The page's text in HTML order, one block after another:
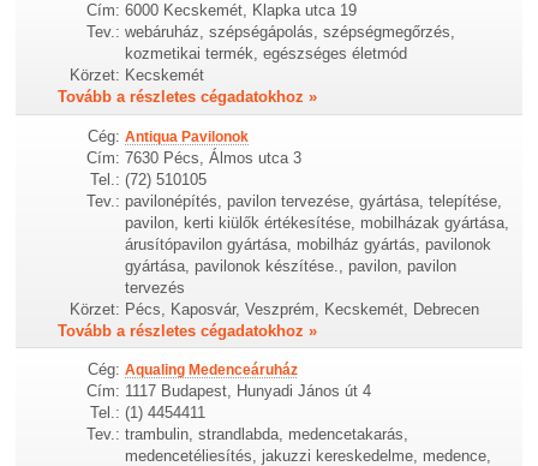
Cím: 6000 Kecskemét, Klapka utca 19
Tev.: webáruház, szépségápolás, szépségmegőrzés,
kozmetikai termék, egészséges életmód
Körzet: Kecskemét
Tovább a részletes cégadatokhoz »
Cég: Antiqua Pavilonok
Cím: 7630 Pécs, Álmos utca 3
Tel.: (72) 510105
Tev.: pavilonépítés, pavilon tervezése, gyártása, telepítése,
pavilon, kerti kiülők értékesítése, mobilházak gyártása,
árusítópavilon gyártása, mobilház gyártás, pavilonok
gyártása, pavilonok készítése., pavilon, pavilon
tervezés
Körzet: Pécs, Kaposvár, Veszprém, Kecskemét, Debrecen
Tovább a részletes cégadatokhoz »
Cég: Aqualing Medenceáruház
Cím: 1117 Budapest, Hunyadi János út 4
Tel.: (1) 4454411
Tev.: trambulin, strandlabda, medencetakarás,
medencetéliesítés, jakuzzi kereskedelme, medence,